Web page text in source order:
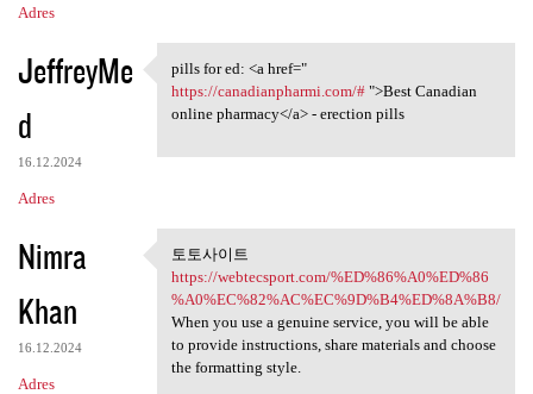
Adres
JeffreyMe
d
16.12.2024
Adres
pills for ed: <a href=" https
pills for ed: <a href="
https://canadianpharmi.com/#">Best Canadian
online pharmacy</a> - erection pills
Nimra
Khan
16.12.2024
Adres
토토사이트 https://webtecsport.com
토토사이트
https://webtecsport.com/%ED%86%A0%ED%86
%A0%EC%82%AC%EC%9D%B4%ED%8A%B8/
When you use a genuine service, you will be able
to provide instructions, share materials and choose
the formatting style.